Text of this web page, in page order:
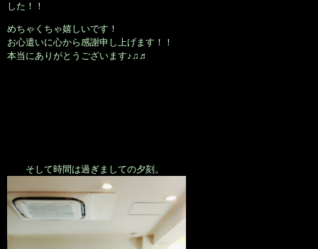
した！！
めちゃくちゃ嬉しいです！
お心遣いに心から感謝申し上げます！！
本当にありがとうございます♪♫♬
そして時間は過ぎましての夕刻。